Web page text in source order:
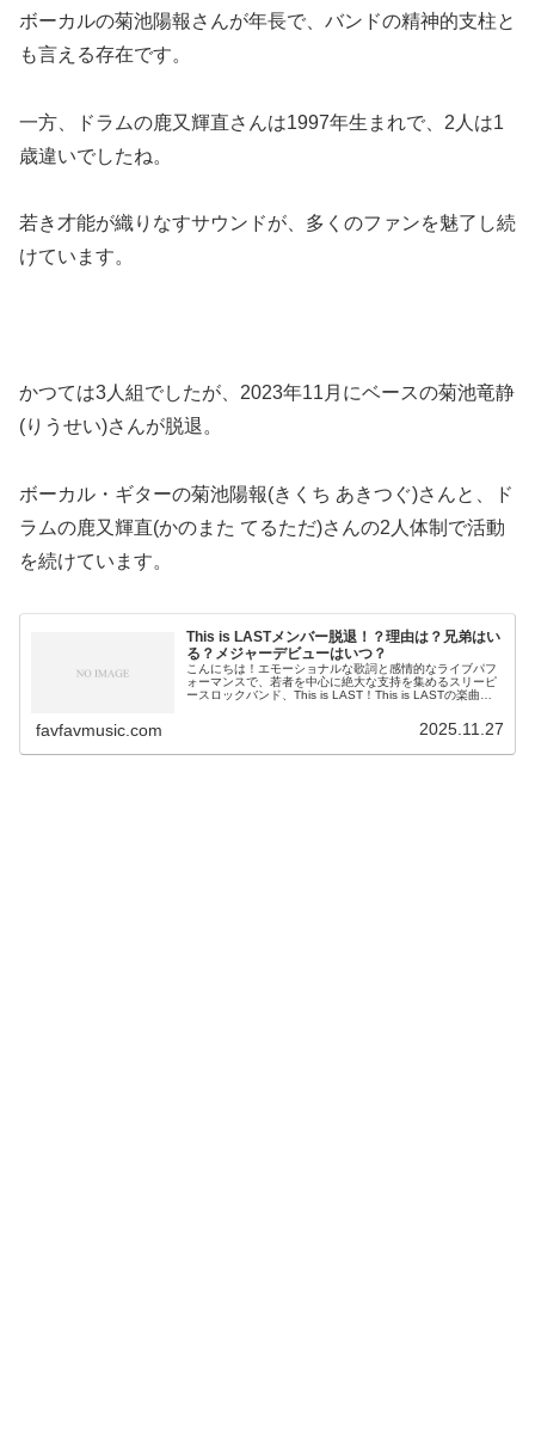
ボーカルの菊池陽報さんが年長で、バンドの精神的支柱と
も言える存在です。
一方、ドラムの鹿又輝直さんは1997年生まれで、2人は1
歳違いでしたね。
若き才能が織りなすサウンドが、多くのファンを魅了し続
けています。
かつては3人組でしたが、2023年11月にベースの菊池竜静
(りうせい)さんが脱退。
ボーカル・ギターの菊池陽報(きくち あきつぐ)さんと、ド
ラムの鹿又輝直(かのまた てるただ)さんの2人体制で活動
を続けています。
This is LASTメンバー脱退！？理由は？兄弟はい
る？メジャーデビューはいつ？
こんにちは！エモーショナルな歌詞と感情的なライブパフ
ォーマンスで、若者を中心に絶大な支持を集めるスリーピ
ースロックバンド、This is LAST！This is LASTの楽曲は
favfavmusic.com 2025.11.27